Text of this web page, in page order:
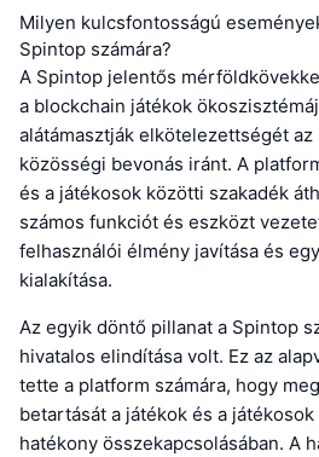
Milyen kulcsfontosságú
Spintop számára?
A Spintop jelentős
a blockchain játékok
alátámasztják elkötelezettségét az
közösségi bevonás iránt. A
és a játékosok közötti szakadék
számos funkciót és eszközt
felhasználói élmény javítása és
kialakítása.
Az egyik döntő pillanat a Spintop
hivatalos elindítása volt. Ez az
tette a platform számára, hogy
betartását a játékok és a
hatékony összekapcsolásában. A